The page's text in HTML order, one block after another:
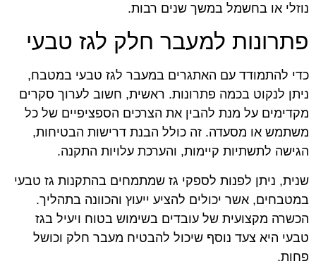
נוזלי או בחשמל במשך שנים רבות.
פתרונות למעבר חלק לגז טבעי
כדי להתמודד עם האתגרים במעבר לגז טבעי במטבח,
ניתן לנקוט בכמה פתרונות. ראשית, חשוב לערוך סקרים
מקדימים על מנת להבין את הצרכים הספציפיים של כל
משתמש או מסעדה. זה כולל הבנת דרישות הבטיחות,
הגישה לתשתיות קיימות, והערכת עלויות התקנה.
שנית, ניתן לפנות לספקי גז שמתמחים בהתקנות גז טבעי
במטבחים, אשר יכולים להציע ייעוץ והכוונה בתהליך.
הכשרה מקצועית של עובדים בשימוש בטוח ויעיל בגז
טבעי היא צעד נוסף שיכול להבטיח מעבר חלק וכושל
פחות.